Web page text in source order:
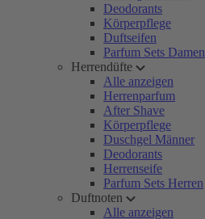
Deodorants
Körperpflege
Duftseifen
Parfum Sets Damen
Herrendüfte
Alle anzeigen
Herrenparfum
After Shave
Körperpflege
Duschgel Männer
Deodorants
Herrenseife
Parfum Sets Herren
Duftnoten
Alle anzeigen